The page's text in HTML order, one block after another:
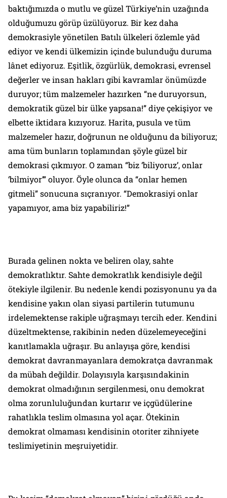
baktığımızda o mutlu ve güzel Türkiye’nin uzağında
olduğumuzu görüp üzülüyoruz. Bir kez daha
demokrasiyle yönetilen Batılı ülkeleri özlemle yâd
ediyor ve kendi ülkemizin içinde bulunduğu duruma
lânet ediyoruz. Eşitlik, özgürlük, demokrasi, evrensel
değerler ve insan hakları gibi kavramlar önümüzde
duruyor; tüm malzemeler hazırken “ne duruyorsun,
demokratik güzel bir ülke yapsana!” diye çekişiyor ve
elbette iktidara kızıyoruz. Harita, pusula ve tüm
malzemeler hazır, doğrunun ne olduğunu da biliyoruz;
ama tüm bunların toplamından şöyle güzel bir
demokrasi çıkmıyor. O zaman “biz ‘biliyoruz’, onlar
‘bilmiyor’” oluyor. Öyle olunca da “onlar hemen
gitmeli” sonucuna sıçranıyor. “Demokrasiyi onlar
yapamıyor, ama biz yapabiliriz!”
Burada gelinen nokta ve beliren olay, sahte
demokratlıktır. Sahte demokratlık kendisiyle değil
ötekiyle ilgilenir. Bu nedenle kendi pozisyonunu ya da
kendisine yakın olan siyasi partilerin tutumunu
irdelemektense rakiple uğraşmayı tercih eder. Kendini
düzeltmektense, rakibinin neden düzelemeyeceğini
kanıtlamakla uğraşır. Bu anlayışa göre, kendisi
demokrat davranmayanlara demokratça davranmak
da mübah değildir. Dolayısıyla karşısındakinin
demokrat olmadığının sergilenmesi, onu demokrat
olma zorunluluğundan kurtarır ve içgüdülerine
rahatlıkla teslim olmasına yol açar. Ötekinin
demokrat olmaması kendisinin otoriter zihniyete
teslimiyetinin meşruiyetidir.